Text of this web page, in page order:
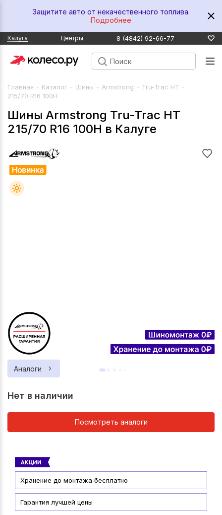
Защитите авто от некачественного топлива.
Подробнее
Калуга Центры 8 (4842) 92-66-77
Главная - Каталог - Шины - Armstrong - Tru-Trac HT -
215/70 R16 100H
Шины Armstrong Tru-Trac HT
215/70 R16 100H в Калуге
Аналоги
Нет в наличии
Посмотреть аналоги
Хранение до монтажа бесплатно
Гарантия лучшей цены